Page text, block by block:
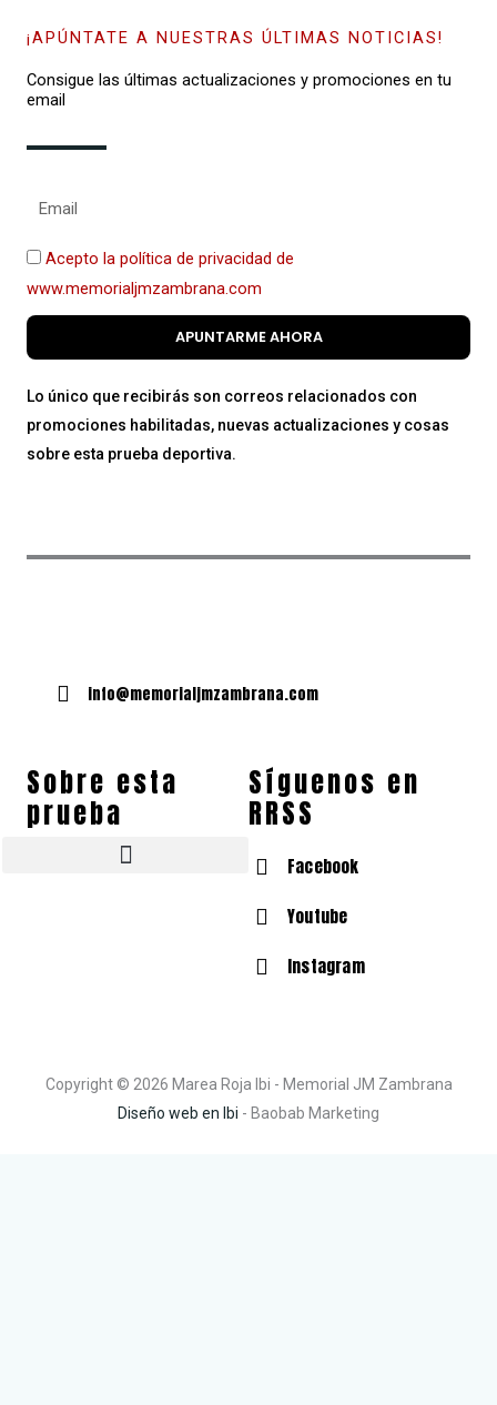
¡APÚNTATE A NUESTRAS ÚLTIMAS NOTICIAS!
Consigue las últimas actualizaciones y promociones en tu
email
Acepto la política de privacidad de
www.memorialjmzambrana.com
APUNTARME AHORA
Lo único que recibirás son correos relacionados con
promociones habilitadas, nuevas actualizaciones y cosas
sobre esta prueba deportiva.
info@memorialjmzambrana.com
Sobre esta
prueba
Síguenos en
RRSS
Facebook
Youtube
Instagram
Copyright © 2026 Marea Roja Ibi - Memorial JM Zambrana
Diseño web en Ibi - Baobab Marketing